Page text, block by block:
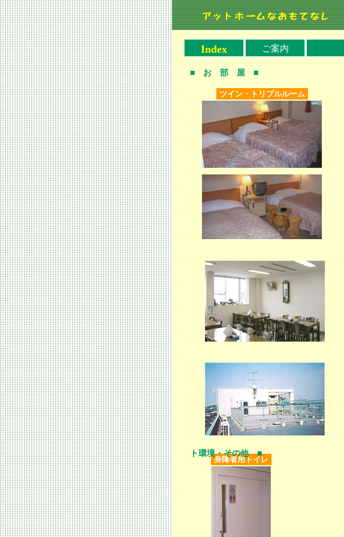
Index ご案内
■ お 部 屋 ■
ツイン・トリプルルーム
ト環境・その他 ■
身障者用トイレ